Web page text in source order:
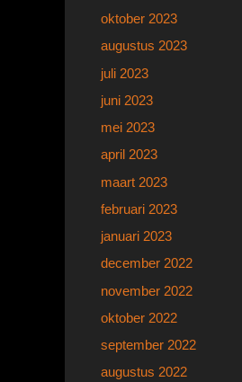
oktober 2023
augustus 2023
juli 2023
juni 2023
mei 2023
april 2023
maart 2023
februari 2023
januari 2023
december 2022
november 2022
oktober 2022
september 2022
augustus 2022